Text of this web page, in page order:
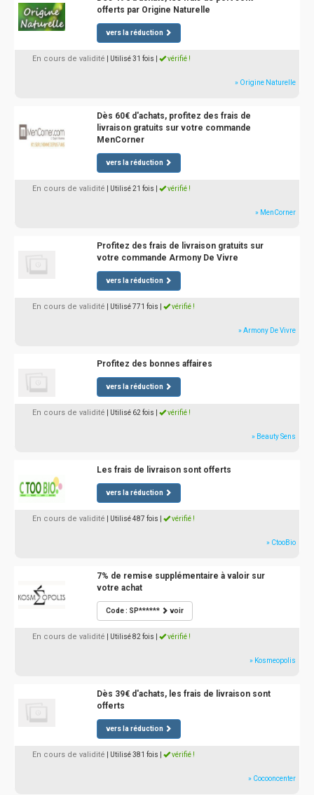
offerts par Origine Naturelle
vers la réduction
En cours de validité | Utilisé 31 fois vérifié !
» Origine Naturelle
Dès 60€ d'achats, profitez des frais de
livraison gratuits sur votre commande
MenCorner
vers la réduction
En cours de validité | Utilisé 21 fois vérifié !
» MenCorner
Profitez des frais de livraison gratuits sur
votre commande Armony De Vivre
vers la réduction
En cours de validité | Utilisé 771 fois vérifié !
» Armony De Vivre
Profitez des bonnes affaires
vers la réduction
En cours de validité | Utilisé 62 fois vérifié !
» Beauty Sens
Les frais de livraison sont offerts
vers la réduction
En cours de validité | Utilisé 487 fois vérifié !
» CtooBio
7% de remise supplémentaire à valoir sur
votre achat
Code : SP****** voir
En cours de validité | Utilisé 82 fois vérifié !
» Kosmeopolis
Dès 39€ d'achats, les frais de livraison sont
offerts
vers la réduction
En cours de validité | Utilisé 381 fois vérifié !
» Cocooncenter